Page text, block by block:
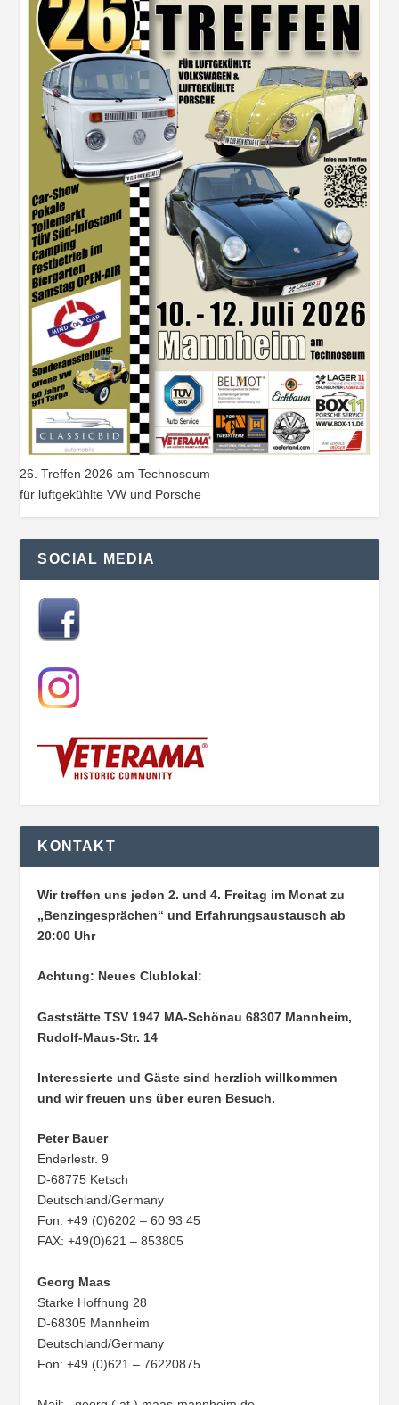
26. Treffen 2026 am Technoseum
für luftgekühlte VW und Porsche
SOCIAL MEDIA
KONTAKT
Wir treffen uns jeden 2. und 4. Freitag im Monat zu
„Benzingesprächen“ und Erfahrungsaustausch ab
20:00 Uhr
Achtung: Neues Clublokal:
Gaststätte TSV 1947 MA-Schönau68307 Mannheim,
Rudolf-Maus-Str. 14
Interessierte und Gäste sind herzlich willkommen
und wir freuen uns über euren Besuch.
Peter Bauer
Enderlestr. 9
D-68775 Ketsch
Deutschland/Germany
Fon: +49 (0)6202 – 60 93 45
FAX: +49(0)621 – 853805
Georg Maas
Starke Hoffnung 28
D-68305 Mannheim
Deutschland/Germany
Fon: +49 (0)621 – 76220875